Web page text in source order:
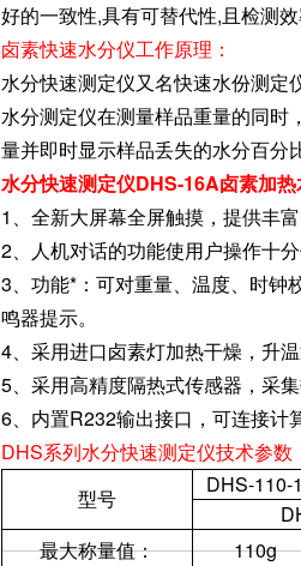
好的一致性,具有可替代性,且检测效
卤素快速水分仪工作原理：
水分快速测定仪又名快速水份测定
水分测定仪在测量样品重量的同时
量并即时显示样品丢失的水分百分
水分快速测定仪DHS-16A卤素加
1、全新大屏幕全屏触摸，提供丰
2、人机对话的功能使用户操作十
3、功能*：可对重量、温度、时钟
鸣器提示。
4、采用进口卤素灯加热干燥，升
5、采用高精度隔热式传感器，采
6、内置R232输出接口，可连接计
DHS系列水分快速测定仪技术参数
型号
DHS-110-1
最大称量值：
110g